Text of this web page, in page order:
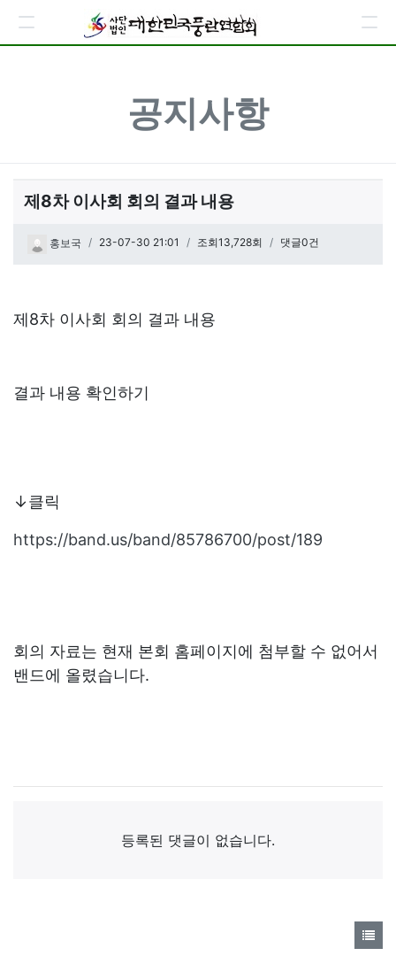
공지사항
제8차 이사회 회의 결과 내용
페이지 정보
홍보국 작성일
23-07-30 21:01 조회13,728회 댓글0건
본문
제8차 이사회 회의 결과 내용
결과 내용 확인하기
↓클릭
https://band.us/band/85786700/post/189
회의 자료는 현재 본회 홈페이지에 첨부할 수 없어서
밴드에 올렸습니다.
등록된 댓글이 없습니다.